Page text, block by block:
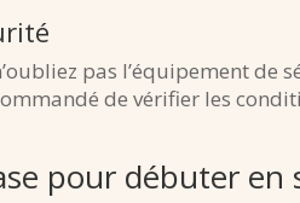
pas l’équipement
de vérifier les
pour débuter en